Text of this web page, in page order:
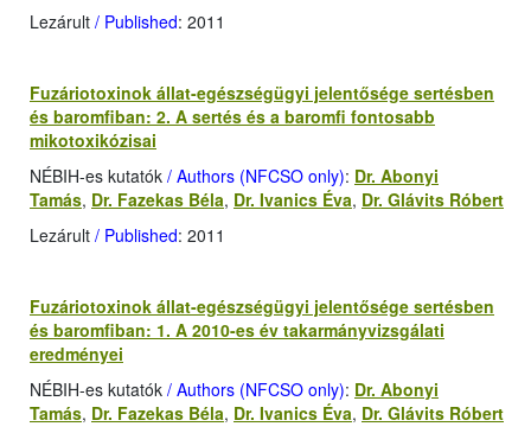
Lezárult / Published: 2011
Fuzáriotoxinok állat-egészségügyi jelentősége sertésben
és baromfiban: 2. A sertés és a baromfi fontosabb
mikotoxikózisai
NÉBIH-es kutatók / Authors (NFCSO only): Dr. Abonyi
Tamás, Dr. Fazekas Béla, Dr. Ivanics Éva, Dr. Glávits Róbert
Lezárult / Published: 2011
Fuzáriotoxinok állat-egészségügyi jelentősége sertésben
és baromfiban: 1. A 2010-es év takarmányvizsgálati
eredményei
NÉBIH-es kutatók / Authors (NFCSO only): Dr. Abonyi
Tamás, Dr. Fazekas Béla, Dr. Ivanics Éva, Dr. Glávits Róbert